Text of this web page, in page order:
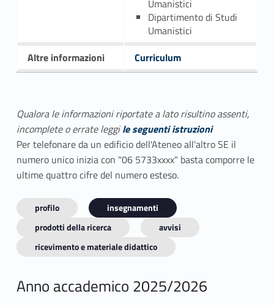
Umanistici
Dipartimento di Studi
Umanistici
Altre informazioni
Curriculum
Qualora le informazioni riportate a lato risultino assenti,
incomplete o errate leggile seguenti istruzioni
Per telefonare da un edificio dell'Ateneo all'altro SE il
numero unico inizia con "06 5733xxxx" basta comporre le
ultime quattro cifre del numero esteso.
profilo
insegnamenti
prodotti della ricerca
avvisi
ricevimento e materiale didattico
Anno accademico 2025/2026